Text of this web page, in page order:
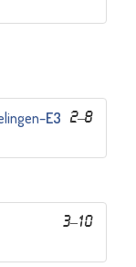
2–8
–E3
3–10